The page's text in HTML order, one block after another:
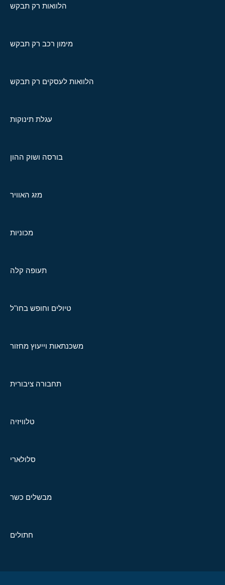
הלוואות רק תבקש
מימון רכב רק תבקש
הלוואות לעסקים רק תבקש
עגלת תינוקות
בורסה ושוק ההון
מזג האוויר
מכוניות
תעופה קלה
טיולים וחופש בחו"ל
משכנתאות וייעוץ מחזור
תחבורה ציבורית
טלוויזיה
סלולארי
מבשלים כשר
חתולים